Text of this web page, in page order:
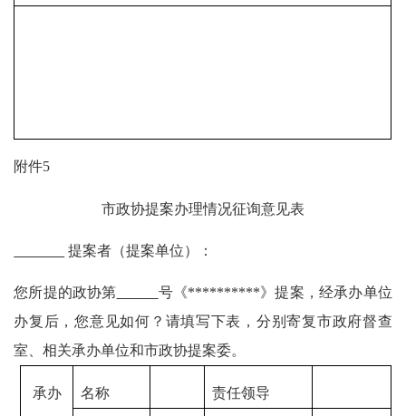
附件5
市政协提案办理情况征询意见表
提案者（提案单位）：
您所提的政协第 号《**********》提案，经承办单位
办复后，您意见如何？请填写下表，分别寄复市政府督查
室、相关承办单位和市政协提案委。
承办 名称 责任领导